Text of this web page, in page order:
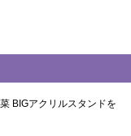
BIGアクリルスタンドを